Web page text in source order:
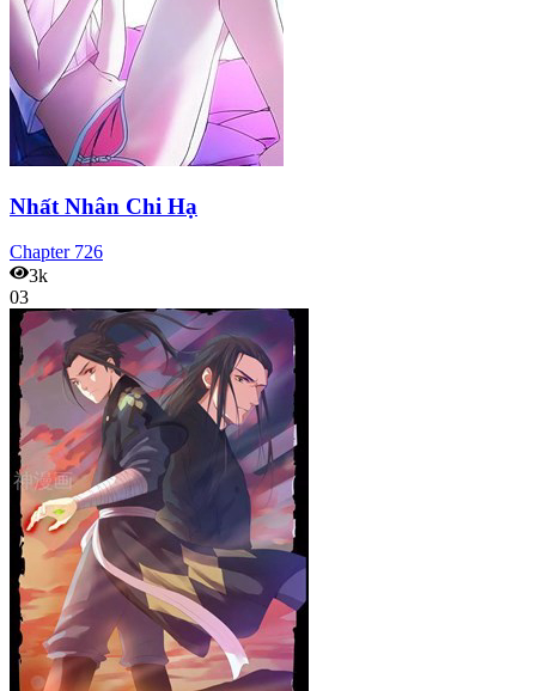
Nhất Nhân Chi Hạ
Chapter 726
3k
03